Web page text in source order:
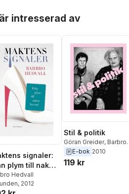
intresserad av
signaler:
plym till naket
Hedvall
, 2012
Stil & politik
Göran Greider, Barbro
Hedvall
E-bok 2010
119 kr